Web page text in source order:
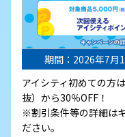
期間：2026年7月
アイシティ初めての方
抜）から30％OFF！
※割引条件等の詳細は
ださい。